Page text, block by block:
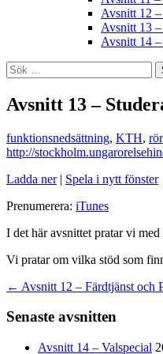
Avsnitt 12
Avsnitt 13
Avsnitt 14
Sök
efter:
Avsnitt 13 –
funktionsnedsättning, KTH,
http://
Ladda ner| Spela i nytt fönster
Prenumerera: iTunes
I det här avsnittet pratar vi
Vi pratar om vilka stöd som
Inläggsnavigering
← Avsnitt 12 – Färdtjänst och
Senaste avsnitten
Avsnitt 14 – Valspecial